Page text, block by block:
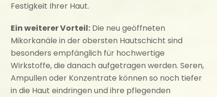
Festigkeit Ihrer Haut.
Ein weiterer Vorteil: Die neu geöffneten
Mikorkanäle in der obersten Hautschicht sind
besonders empfänglich für hochwertige
Wirkstoffe, die danach aufgetragen werden. Seren,
Ampullen oder Konzentrate können so noch tiefer
in die Haut eindringen und ihre pflegenden